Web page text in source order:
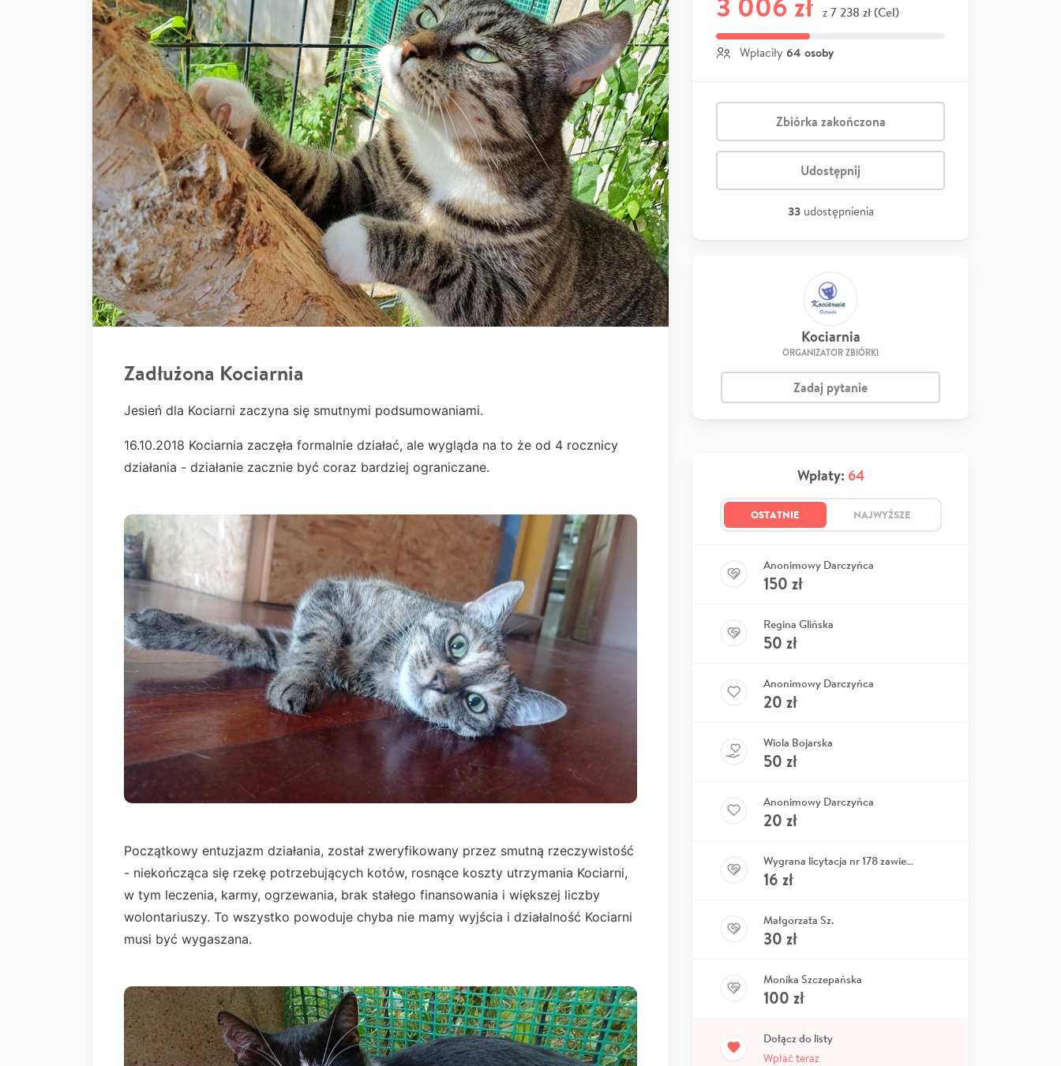
Zadłużona Kociarnia
Jesień dla Kociarni zaczyna się smutnymi podsumowaniami.
16.10.2018 Kociarnia zaczęła formalnie działać, ale wygląda na to że od 4 rocznicy
działania - działanie zacznie być coraz bardziej ograniczane.
Początkowy entuzjazm działania, został zweryfikowany przez smutną rzeczywistość
- niekończąca się rzekę potrzebujących kotów, rosnące koszty utrzymania Kociarni,
w tym leczenia, karmy, ogrzewania, brak stałego finansowania i większej liczby
wolontariuszy. To wszystko powoduje chyba nie mamy wyjścia i działalność Kociarni
musi być wygaszana.
z 7 238 zł (Cel)
Wpłaciły 64 osoby
Zbiórka zakończona
Udostępnij
33 udostępnienia
Kociarnia
ORGANIZATOR ZBIÓRKI
Zadaj pytanie
Wpłaty: 64
OSTATNIE NAJWYŻSZE
Anonimowy Darczyńca
150 zł
Regina Glińska
50 zł
Anonimowy Darczyńca
20 zł
Wiola Bojarska
50 zł
Anonimowy Darczyńca
20 zł
Wygrana licytacja nr 178 zawieszka rower
16 zł
Małgorzata Sz.
30 zł
Monika Szczepańska
100 zł
Dołącz do listy
Wpłać teraz